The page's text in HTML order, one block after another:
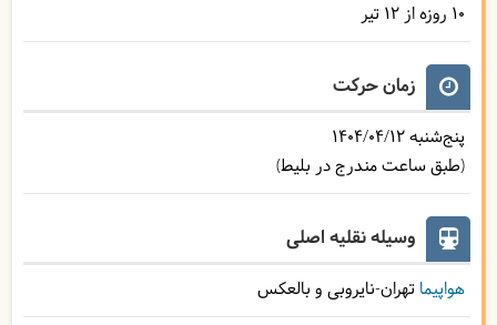
10 روزه از 12 تیر
زمان حرکت
پنج‌شنبه1404/04/12
(طبق ساعت مندرج در بلیط)
وسیله نقلیه اصلی
هواپیما تهران-نایروبی و بالعکس